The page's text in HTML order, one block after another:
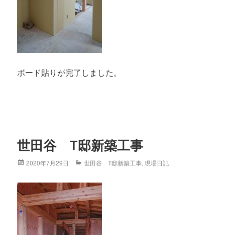
ボード貼りが完了しました。
世田谷 T邸新築工事
Posted
2020年7月29日 Categories
世田谷 T邸新築工事,現場日記